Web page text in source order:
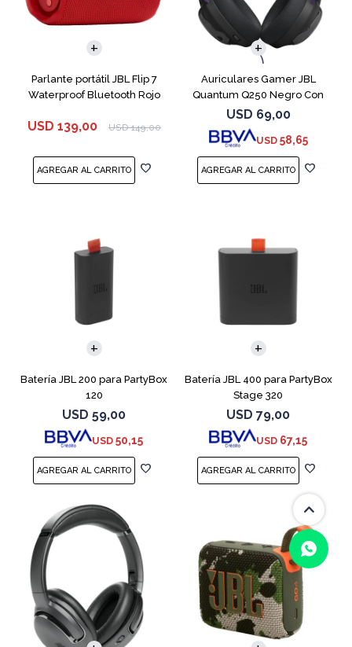
Parlante portátil JBL Flip 7
Waterproof Bluetooth Rojo
USD 139,00 USD 149,00
Auriculares Gamer JBL
Quantum Q250 Negro Con
Micrófono
USD 69,00
USD 58,65
Batería JBL 200 para PartyBox
120
USD 59,00
USD 50,15
Batería JBL 400 para PartyBox
Stage 320
USD 79,00
USD 67,15
(0/4)